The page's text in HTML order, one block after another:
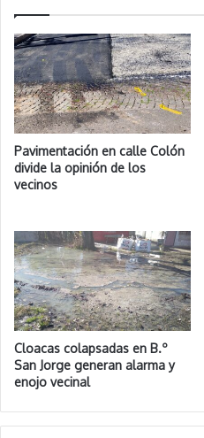
Pavimentación en calle Colón
divide la opinión de los
vecinos
Cloacas colapsadas en B.º
San Jorge generan alarma y
enojo vecinal